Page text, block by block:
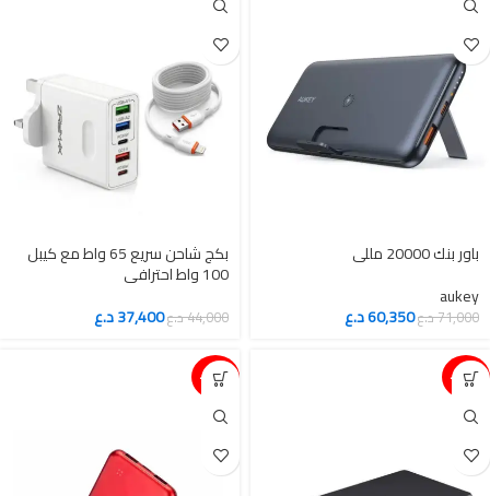
باور بنك 20000 مللي
aukey
71,000د.ع60,350د.ع
بكج شاحن سريع 65 واط مع كيبل
100 واط احترافي
44,000د.ع37,400د.ع
15%-
15%-